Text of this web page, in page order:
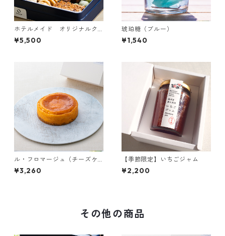
ホテルメイド オリジナルク
ッキー缶
¥5,500
琥珀糖（ブルー）
¥1,540
ル・フロマージュ（チーズケ
ーキ）
¥3,260
【季節限定】いちごジャム
¥2,200
その他の商品